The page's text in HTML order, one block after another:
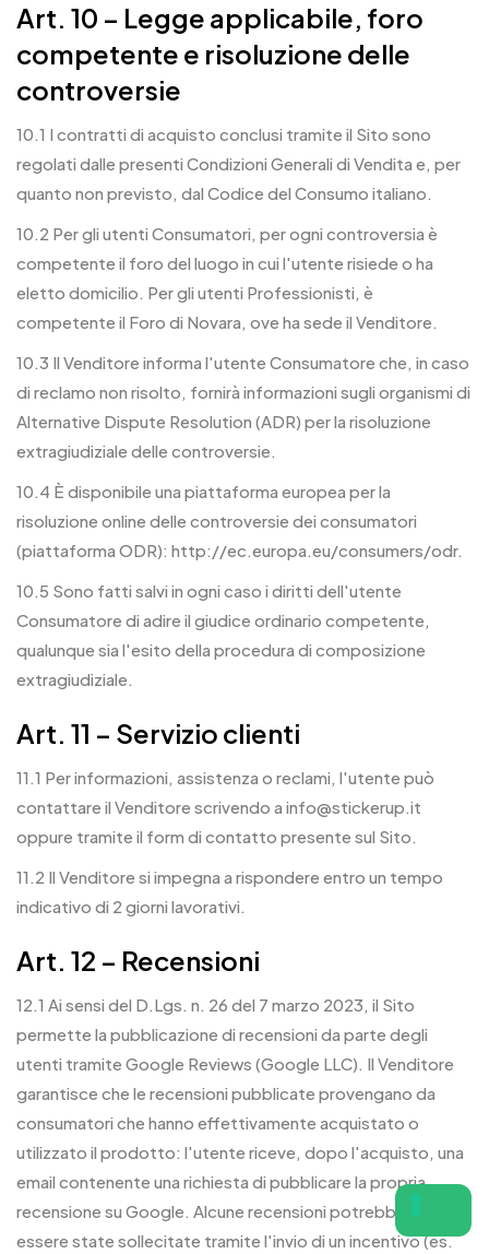
Art. 10 – Legge applicabile, foro
competente e risoluzione delle
controversie
10.1 I contratti di acquisto conclusi tramite il Sito sono
regolati dalle presenti Condizioni Generali di Vendita e, per
quanto non previsto, dal Codice del Consumo italiano.
10.2 Per gli utenti Consumatori, per ogni controversia è
competente il foro del luogo in cui l'utente risiede o ha
eletto domicilio. Per gli utenti Professionisti, è
competente il Foro di Novara, ove ha sede il Venditore.
10.3 Il Venditore informa l'utente Consumatore che, in caso
di reclamo non risolto, fornirà informazioni sugli organismi di
Alternative Dispute Resolution (ADR) per la risoluzione
extragiudiziale delle controversie.
10.4 È disponibile una piattaforma europea per la
risoluzione online delle controversie dei consumatori
(piattaforma ODR): http://ec.europa.eu/consumers/odr.
10.5 Sono fatti salvi in ogni caso i diritti dell'utente
Consumatore di adire il giudice ordinario competente,
qualunque sia l'esito della procedura di composizione
extragiudiziale.
Art. 11 – Servizio clienti
11.1 Per informazioni, assistenza o reclami, l'utente può
contattare il Venditore scrivendo a info@stickerup.it
oppure tramite il form di contatto presente sul Sito.
11.2 Il Venditore si impegna a rispondere entro un tempo
indicativo di 2 giorni lavorativi.
Art. 12 – Recensioni
12.1 Ai sensi del D.Lgs. n. 26 del 7 marzo 2023, il Sito
permette la pubblicazione di recensioni da parte degli
utenti tramite Google Reviews (Google LLC). Il Venditore
garantisce che le recensioni pubblicate provengano da
consumatori che hanno effettivamente acquistato o
utilizzato il prodotto: l'utente riceve, dopo l'acquisto, una
email contenente una richiesta di pubblicare la propria
recensione su Google. Alcune recensioni potrebbero
essere state sollecitate tramite l'invio di un incentivo (es.